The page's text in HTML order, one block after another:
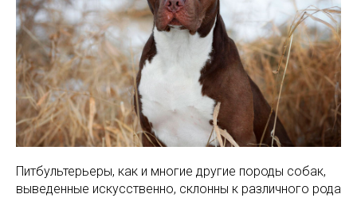
Питбультерьеры, как и многие другие породы собак,
выведенные искусственно, склонны к различного рода